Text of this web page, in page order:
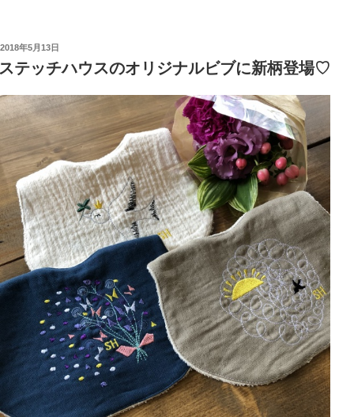
投
稿
日:
2018年5月13日
テッチハウスのオリジナルビブに新柄登場♡